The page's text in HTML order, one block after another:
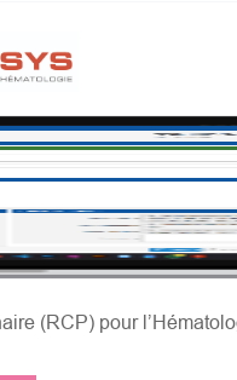
(RCP) pour